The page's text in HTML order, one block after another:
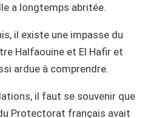
a longtemps abritée.
il existe une impasse du
Halfaouine et El Hafir et
ardue à comprendre.
il faut se souvenir que
Protectorat français avait